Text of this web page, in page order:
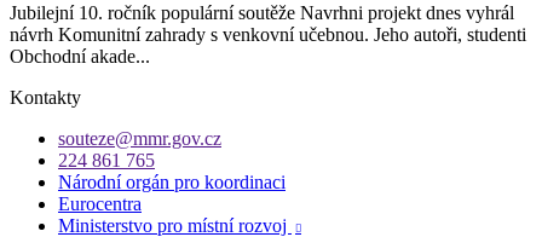
Jubilejní 10. ročník populární soutěže Navrhni projekt dnes vyhrál
návrh Komunitní zahrady s venkovní učebnou. Jeho autoři, studenti
Obchodní akade...
Kontakty
souteze@mmr.gov.cz
224 861 765
Národní orgán pro koordinaci
Eurocentra
Ministerstvo pro místní rozvoj
